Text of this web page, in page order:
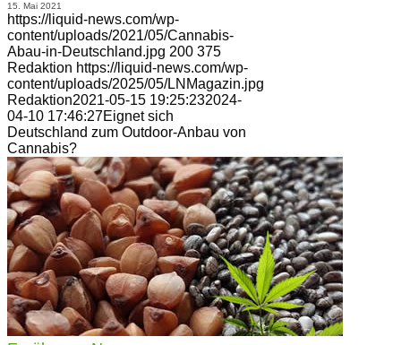
15. Mai 2021
https://liquid-news.com/wp-
content/uploads/2021/05/Cannabis-
Abau-in-Deutschland.jpg 200 375
Redaktion https://liquid-news.com/wp-
content/uploads/2025/05/LNMagazin.jpg
Redaktion2021-05-15 19:25:232024-
04-10 17:46:27Eignet sich
Deutschland zum Outdoor-Anbau von
Cannabis?